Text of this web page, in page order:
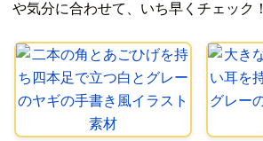
や気分に合わせて、いち早くチェック！